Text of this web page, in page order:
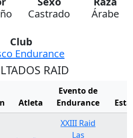
Castrado
Árabe
Club
Endurance
RAID
Atleta
Evento de
Endurance
XXIII Raid
Las